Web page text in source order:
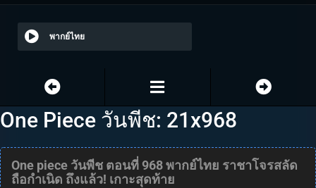
พากย์ไทย
One Piece วันพีช: 21x968
One piece วันพีช ตอนที่ 968 พากย์ไทย ราชาโจรสลัด
ถือกำเนิด ถึงแล้ว! เกาะสุดท้าย